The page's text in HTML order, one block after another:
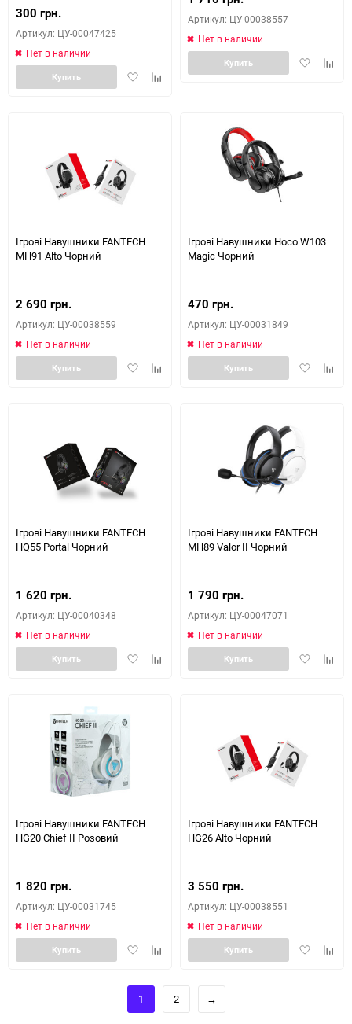
300 грн.
Артикул: ЦУ-00047425
Нет в наличии
ДобавитьДобавить
Купить
Артикул: ЦУ-00038557
Нет в наличии
Добавить
Купить
Ігрові Навушники FANTECH
MH91 Alto Чорний
2 690 грн.
Артикул: ЦУ-00038559
Нет в наличии
ДобавитьДобавить
Купить
Ігрові Навушники Hoco W103
Magic Чорний
470 грн.
Артикул: ЦУ-00031849
Нет в наличии
Добавить
Купить
Ігрові Навушники FANTECH
HQ55 Portal Чорний
1 620 грн.
Артикул: ЦУ-00040348
Нет в наличии
ДобавитьДобавить
Купить
Ігрові Навушники FANTECH
MH89 Valor II Чорний
1 790 грн.
Артикул: ЦУ-00047071
Нет в наличии
Добавить
Купить
Ігрові Навушники FANTECH
HG20 Chief II Розовий
1 820 грн.
Артикул: ЦУ-00031745
Нет в наличии
ДобавитьДобавить
Купить
Ігрові Навушники FANTECH
HG26 Alto Чорний
3 550 грн.
Артикул: ЦУ-00038551
Нет в наличии
Добавить
Купить
1 2 →